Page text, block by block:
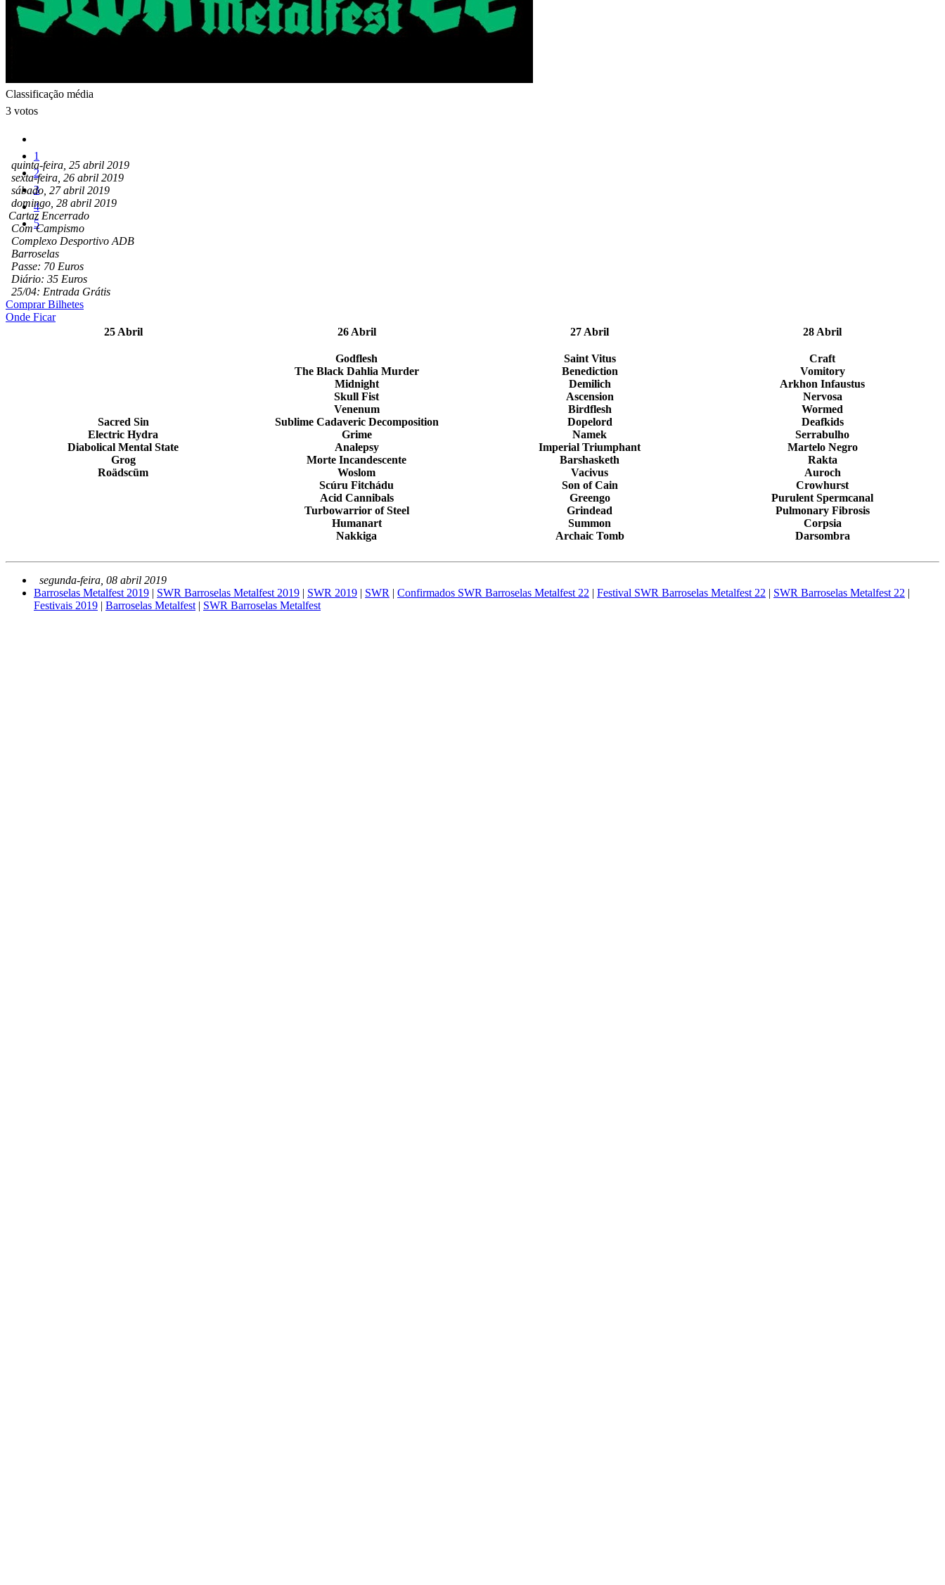
Classificação média
3 votos
1
2
3
4
5
quinta-feira, 25 abril 2019
sexta-feira, 26 abril 2019
sábado, 27 abril 2019
domingo, 28 abril 2019
Cartaz Encerrado
Com Campismo
Complexo Desportivo ADB
Barroselas
Passe: 70 Euros
Diário: 35 Euros
25/04: Entrada Grátis
Comprar Bilhetes
Onde Ficar
25 Abril
26 Abril 27 Abril 28 Abril
Sacred Sin
Electric Hydra
Diabolical Mental State
Grog
Roädscüm
Godflesh
The Black Dahlia Murder
Midnight
Skull Fist
Venenum
Sublime Cadaveric Decomposition
Grime
Analepsy
Morte Incandescente
Woslom
Scúru Fitchádu
Acid Cannibals
Turbowarrior of Steel
Humanart
Nakkiga
Saint Vitus
Benediction
Demilich
Ascension
Birdflesh
Dopelord
Namek
Imperial Triumphant
Barshasketh
Vacivus
Son of Cain
Greengo
Grindead
Summon
Archaic Tomb
Craft
Vomitory
Arkhon Infaustus
Nervosa
Wormed
Deafkids
Serrabulho
Martelo Negro
Rakta
Auroch
Crowhurst
Purulent Spermcanal
Pulmonary Fibrosis
Corpsia
Darsombra
segunda-feira, 08 abril 2019
Barroselas Metalfest 2019 | SWR Barroselas Metalfest 2019 | SWR 2019 | SWR | Confirmados SWR Barroselas Metalfest 22 | Festival SWR Barroselas Metalfest 22 | SWR Barroselas Metalfest 22 |
Festivais 2019 | Barroselas Metalfest | SWR Barroselas Metalfest